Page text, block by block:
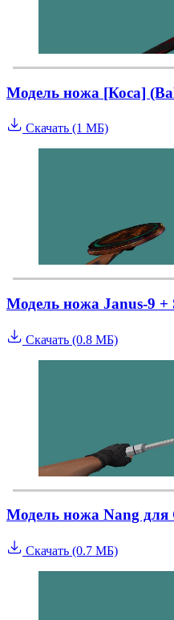
Модель ножа [Коса]
Скачать (1 МБ)
Модель ножа Janus-9 +
Скачать (0.8 МБ)
Модель ножа Nang для
Скачать (0.7 МБ)